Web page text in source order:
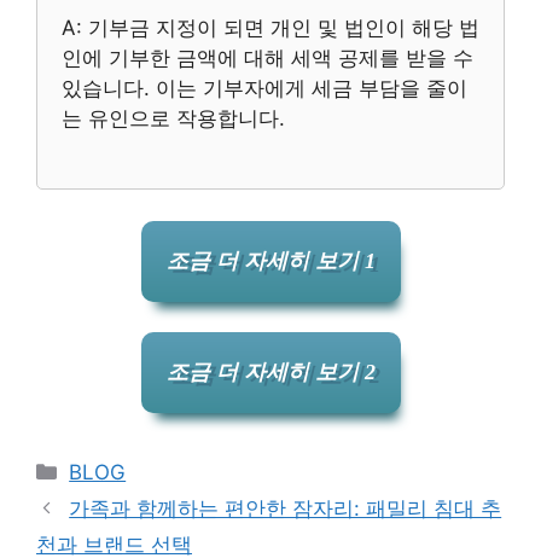
A: 기부금 지정이 되면 개인 및 법인이 해당 법
인에 기부한 금액에 대해 세액 공제를 받을 수
있습니다. 이는 기부자에게 세금 부담을 줄이
는 유인으로 작용합니다.
조금 더 자세히 보기 1
조금 더 자세히 보기 2
Categories
BLOG
가족과 함께하는 편안한 잠자리: 패밀리 침대 추
천과 브랜드 선택